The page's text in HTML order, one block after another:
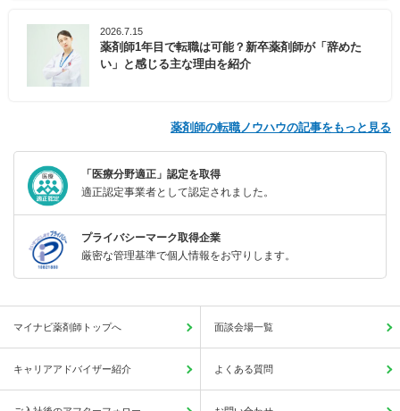
2026.7.15
薬剤師1年目で転職は可能？新卒薬剤師が「辞めた
い」と感じる主な理由を紹介
薬剤師の転職ノウハウの記事をもっと見る
「医療分野適正」認定を取得
適正認定事業者として認定されました。
プライバシーマーク取得企業
厳密な管理基準で個人情報をお守りします。
マイナビ薬剤師トップへ 面談会場一覧
キャリアアドバイザー紹介 よくある質問